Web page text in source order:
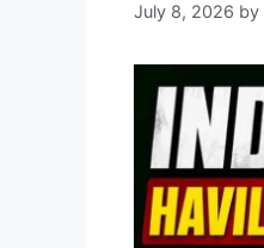
July 8, 2026 by